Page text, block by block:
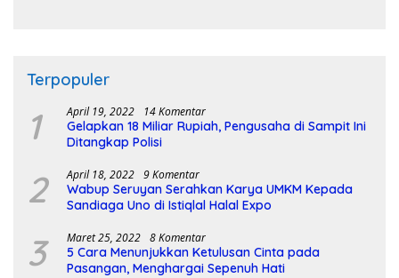
Terpopuler
1 April 19, 2022 14 Komentar
Gelapkan 18 Miliar Rupiah, Pengusaha di Sampit Ini
Ditangkap Polisi
2 April 18, 2022 9 Komentar
Wabup Seruyan Serahkan Karya UMKM Kepada
Sandiaga Uno di Istiqlal Halal Expo
3 Maret 25, 2022 8 Komentar
5 Cara Menunjukkan Ketulusan Cinta pada
Pasangan, Menghargai Sepenuh Hati